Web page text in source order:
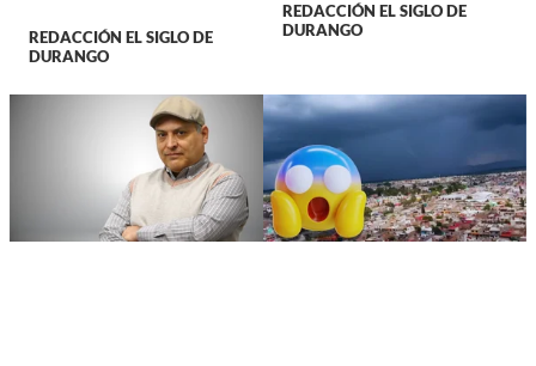
REDACCIÓN EL SIGLO DE
DURANGO
REDACCIÓN EL SIGLO DE
DURANGO